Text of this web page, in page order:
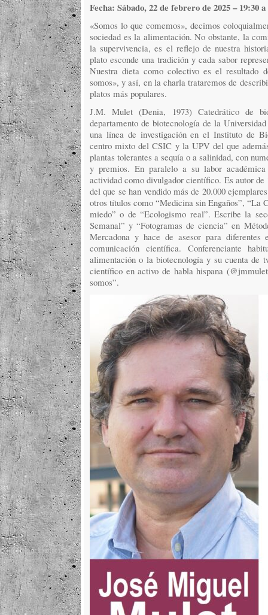
Fecha: Sábado, 22 de febrero de 2025 – 19:30
«Somos lo que comemos», decimos
sociedad es la alimentación. No obstante, la
la supervivencia, es el reflejo de nuestra
plato esconde una tradición y cada sabor
Nuestra dieta como colectivo es el resultado
somos», y así, en la charla trataremos de
platos más populares.
J.M. Mulet (Denia, 1973) Catedrático de
departamento de biotecnología de la
una línea de investigación en el Instituto de
centro mixto del CSIC y la UPV del que
plantas tolerantes a sequía o a salinidad, con
y premios. En paralelo a su labor
actividad como divulgador científico. Es autor
del que se han vendido más de 20.000
otros títulos como “Medicina sin Engaños”, “La
miedo” o de “Ecologismo real”. Escribe la
Semanal” y “Fotogramas de ciencia” en
Mercadona y hace de asesor para diferentes
comunicación científica. Conferenciante
alimentación o la biotecnología y su cuenta de
científico en activo de habla hispana
somos”.